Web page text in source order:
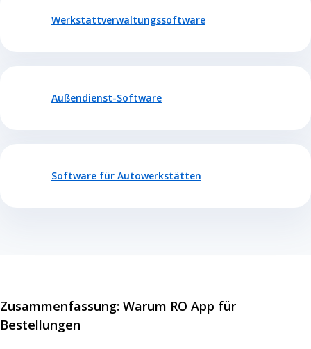
Werkstattverwaltungssoftware
Außendienst-Software
Software für Autowerkstätten
Zusammenfassung: Warum RO App für
Bestellungen